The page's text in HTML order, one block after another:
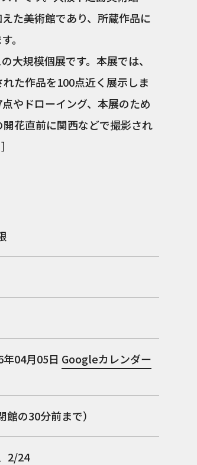
た美術館であり、所蔵作品に
。
大規模個展です。本展では、
た作品を100点近く展示しま
やドローイング、本展のため
花直前に関西などで撮影され
04月05日 Googleカレンダー
の30分前まで）
2/24